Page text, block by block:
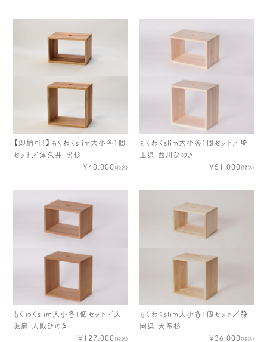
【即納可！】もくわくslim大小各１個
セット／津久井 黒杉
¥40,000 (税込)
もくわくslim大小各１個セット／埼
玉県 西川ひのき
¥51,000 (税込)
もくわくslim大小各１個セット／大
阪府 大阪ひのき
¥127,000 (税込)
もくわくslim大小各１個セット／静
岡県 天竜杉
¥36,000 (税込)